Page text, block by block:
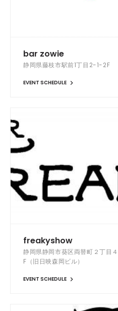
bar zowie
静岡県藤枝市駅前1丁目2-1-2F
EVENT SCHEDULE
freakyshow
静岡県静岡市葵区両替町２丁目
F（旧日映森岡ビル）
EVENT SCHEDULE